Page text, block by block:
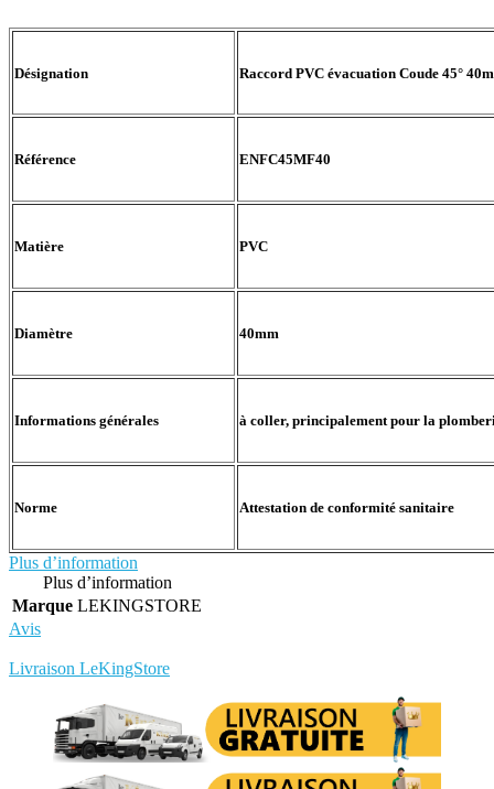
Désignation Raccord PVC évacuation Coude 45°
Référence ENFC45MF40
Matière PVC
Diamètre 40mm
Informations générales à coller, principalement pour la
Norme Attestation de conformité sanitaire
Plus d’information
Plus d’information
Marque LEKINGSTORE
Avis
Livraison LeKingStore